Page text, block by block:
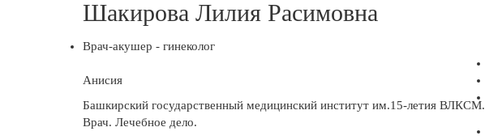
Шакирова Лилия Расимовна
Врач-акушер - гинеколог
Анисия
Башкирский государственный медицинский институт им.15-летия ВЛКСМ.
Врач. Лечебное дело.